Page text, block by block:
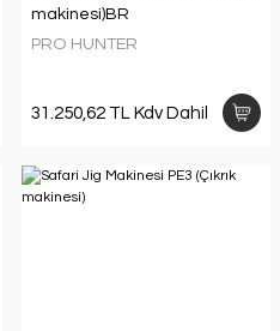
makinesi)BR
PRO HUNTER
31.250,62 TL Kdv Dahil